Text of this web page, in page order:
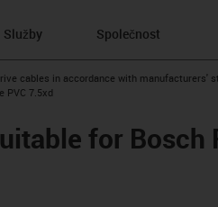
Služby Společnost
icon-arrow-right
cables in accordance with manufacturers'
PVC 7.5xd
for Bosch